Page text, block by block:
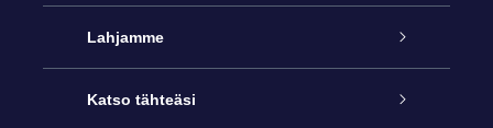
Palvelu
Ota meihin yhteyttä
Lahjamme
Online Star -lahja
Katso tähteäsi